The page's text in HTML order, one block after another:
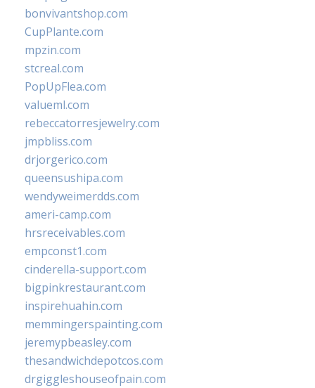
bonvivantshop.com
CupPlante.com
mpzin.com
stcreal.com
PopUpFlea.com
valueml.com
rebeccatorresjewelry.com
jmpbliss.com
drjorgerico.com
queensushipa.com
wendyweimerdds.com
ameri-camp.com
hrsreceivables.com
empconst1.com
cinderella-support.com
bigpinkrestaurant.com
inspirehuahin.com
memmingerspainting.com
jeremypbeasley.com
thesandwichdepotcos.com
drgiggleshouseofpain.com